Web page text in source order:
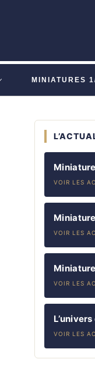
MINIATURES
VOIR LES
VOIR LES
VOIR LES
VOIR LES